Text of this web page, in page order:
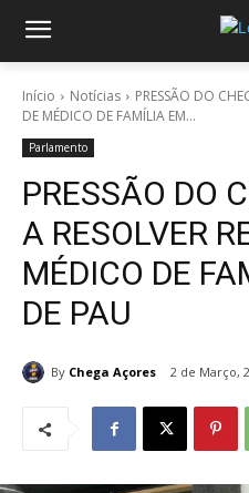
Início Notícias
PRESSÃO DO
DE MÉDICO DE FAMÍLIA EM...
Parlamento
PRESSÃO DO
A RESOLVER
MÉDICO DE
DE PAU
By Chega Açores 2 de Março,